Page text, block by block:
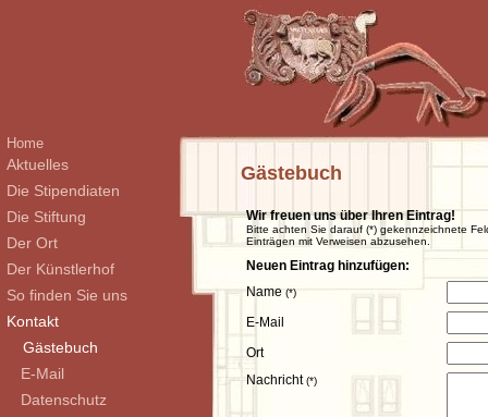
Home
Aktuelles
Die Stipendiaten
Die Stiftung
Der Ort
Der Künstlerhof
So finden Sie uns
Kontakt
Gästebuch
E-Mail
Datenschutz
Gästebuch
Wir freuen uns über Ihren Eintrag!
Bitte achten Sie darauf (*) gekennzeichnete
Einträgen mit Verweisen abzusehen.
Neuen Eintrag hinzufügen:
Name (*)
E-Mail
Ort
Nachricht(*)